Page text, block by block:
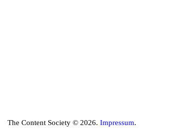
The Content Society © 2026. Impressum.